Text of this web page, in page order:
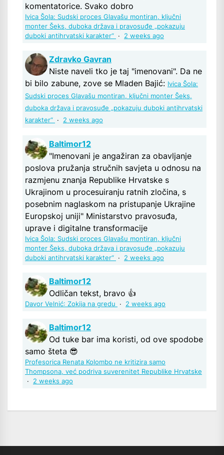
komentatorice. Svako dobro
Ivica Šola: Sudski proces Glavašu montiran, ključni
monter Šeks, duboka država i pravosuđe „pokazuju
duboki antihrvatski karakter“ · 2 weeks ago
Zdravko Gavran
Niste naveli tko je taj "imenovani". Da ne
bi bilo zabune, zove se Mladen Bajić: Ivica Šola:
Sudski proces Glavašu montiran, ključni monter Šeks,
duboka država i pravosuđe „pokazuju duboki antihrvatski
karakter“ · 2 weeks ago
Baltimor12
"Imenovani je angažiran za obavljanje
poslova pružanja stručnih savjeta u odnosu na
razmjenu znanja Republike Hrvatske s
Ukrajinom u procesuiranju ratnih zločina, s
posebnim naglaskom na pristupanje Ukrajine
Europskoj uniji" Ministarstvo pravosuđa,
uprave i digitalne transformacije
Ivica Šola: Sudski proces Glavašu montiran, ključni
monter Šeks, duboka država i pravosuđe „pokazuju
duboki antihrvatski karakter“ · 2 weeks ago
Baltimor12
Odličan tekst, bravo 👍
Davor Velnić: Zokija na gredu · 2 weeks ago
Baltimor12
Od tuke bar ima koristi, od ove spodobe
samo šteta 😎
Profesorica Renata Kolombo ne kritizira samo
Thompsona, već podriva suverenitet Republike Hrvatske
· 2 weeks ago